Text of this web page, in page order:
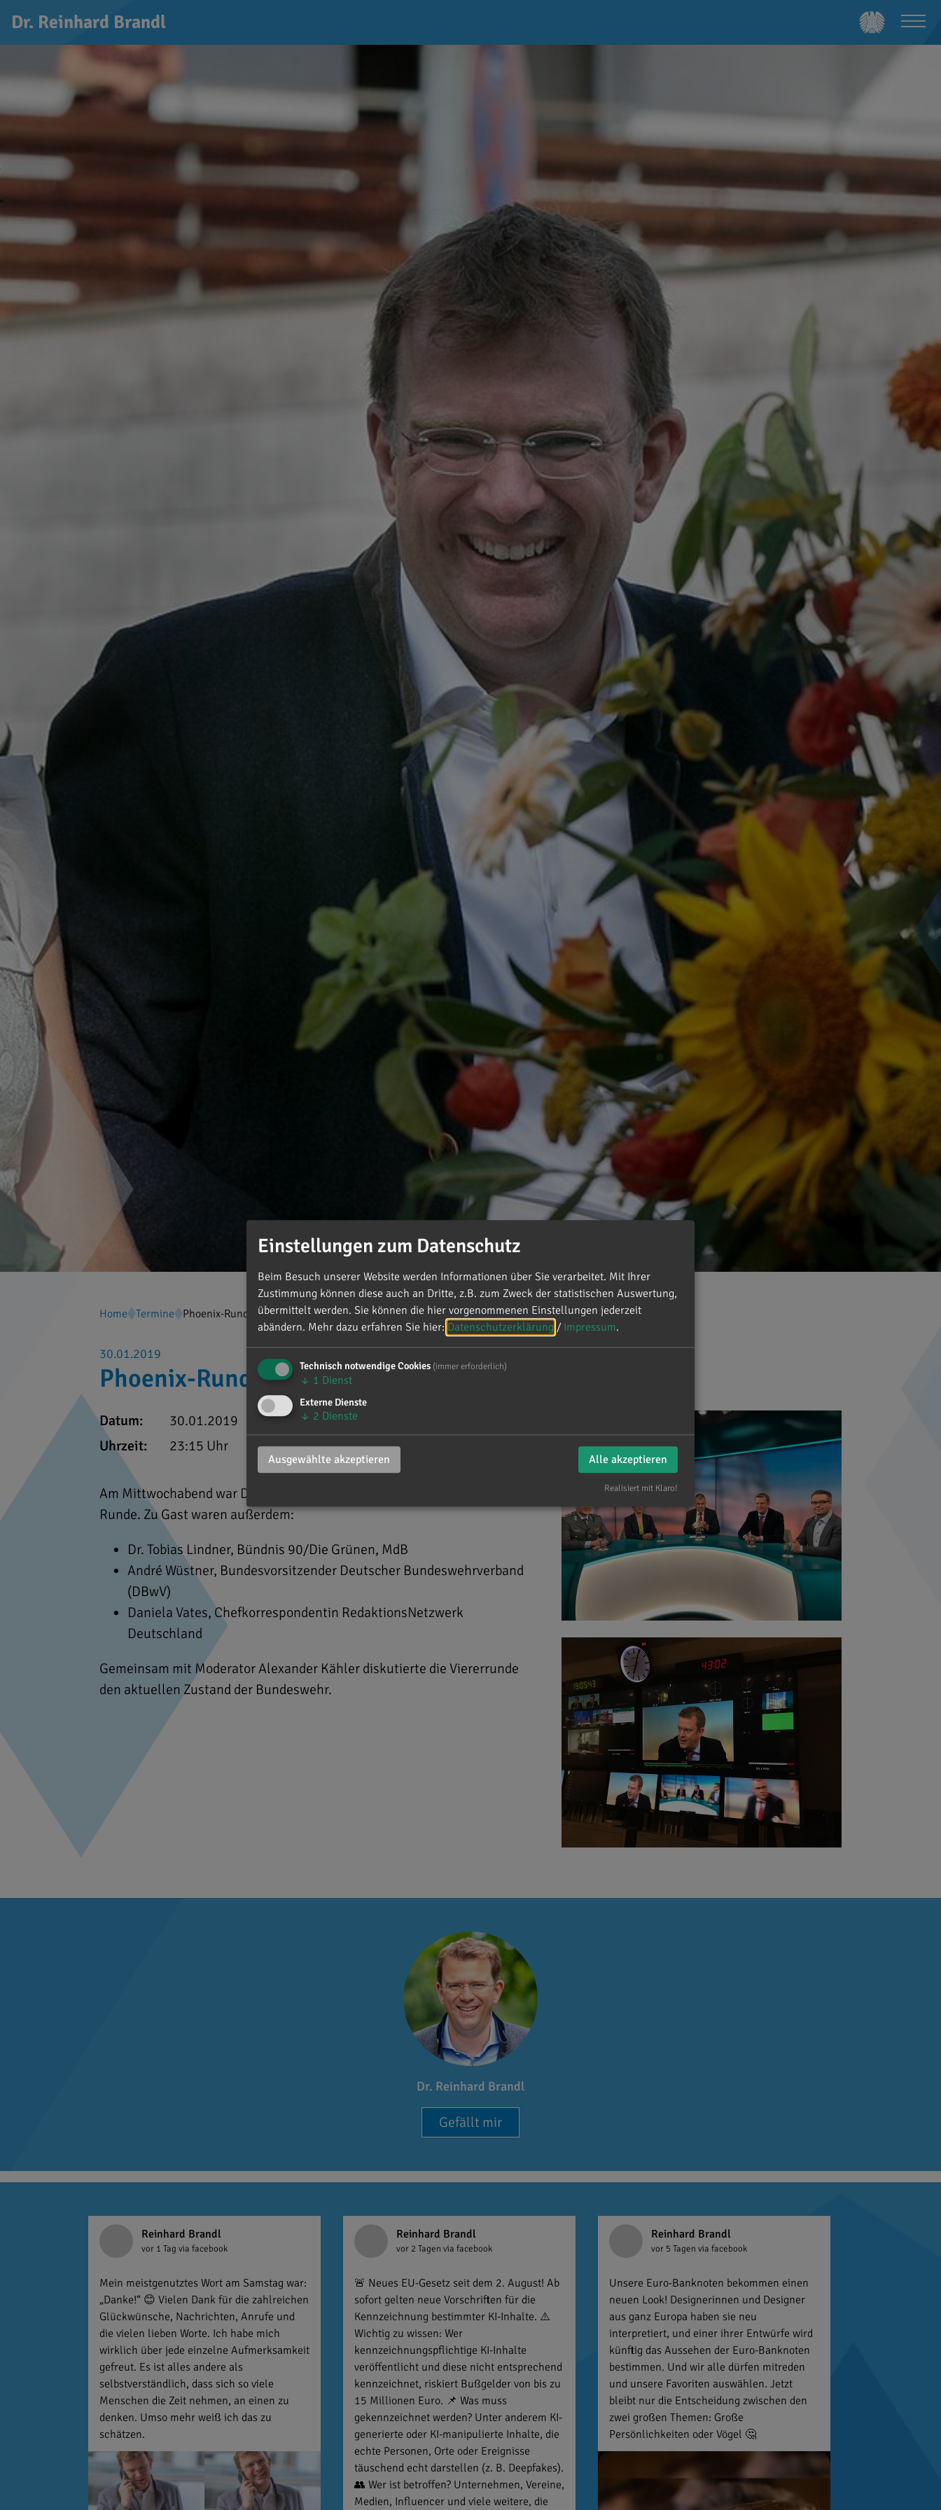
Dr. Reinhard Brandl
Home Termine Phoenix-Runde
30.01.2019
Phoenix-Runde
Datum:
30.01.2019
Uhrzeit:
23:15 Uhr
Am Mittwochabend war Dr. Reinhard Brandl zu Gast in der Phoenix-
Runde. Zu Gast waren außerdem:
Dr. Tobias Lindner, Bündnis 90/Die Grünen, MdB
André Wüstner, Bundesvorsitzender Deutscher Bundeswehrverband
(DBwV)
Daniela Vates, Chefkorrespondentin RedaktionsNetzwerk
Deutschland
Gemeinsam mit Moderator Alexander Kähler diskutierte die Viererrunde
den aktuellen Zustand der Bundeswehr.
Dr. Reinhard Brandl
Gefällt mir
Reinhard Brandl
vor 1 Tag via facebook
Mein meistgenutztes Wort am Samstag war:
„Danke!“ 😊 Vielen Dank für die zahlreichen
Glückwünsche, Nachrichten, Anrufe und
die vielen lieben Worte. Ich habe mich
wirklich über jede einzelne Aufmerksamkeit
gefreut. Es ist alles andere als
selbstverständlich, dass sich so viele
Menschen die Zeit nehmen, an einen zu
denken. Umso mehr weiß ich das zu
schätzen.
Reinhard Brandl
vor 2 Tagen via facebook
🚨 Neues EU-Gesetz seit dem 2. August! Ab
sofort gelten neue Vorschriften für die
Kennzeichnung bestimmter KI-Inhalte. ⚠️
Wichtig zu wissen: Wer
kennzeichnungspflichtige KI-Inhalte
veröffentlicht und diese nicht entsprechend
kennzeichnet, riskiert Bußgelder von bis zu
15 Millionen Euro. 📌 Was muss
gekennzeichnet werden? Unter anderem KI-
generierte oder KI-manipulierte Inhalte, die
echte Personen, Orte oder Ereignisse
täuschend echt darstellen (z. B. Deepfakes).
👥 Wer ist betroffen? Unternehmen, Vereine,
Medien, Influencer und viele weitere, die
Reinhard Brandl
vor 5 Tagen via facebook
Unsere Euro-Banknoten bekommen einen
neuen Look! Designerinnen und Designer
aus ganz Europa haben sie neu
interpretiert, und einer ihrer Entwürfe wird
künftig das Aussehen der Euro-Banknoten
bestimmen. Und wir alle dürfen mitreden
und unsere Favoriten auswählen. Jetzt
bleibt nur die Entscheidung zwischen den
zwei großen Themen: Große
Persönlichkeiten oder Vögel 🤔
Einstellungen zum Datenschutz
Beim Besuch unserer Website werden Informationen über Sie verarbeitet. Mit Ihrer
Zustimmung können diese auch an Dritte, z.B. zum Zweck der statistischen Auswertung,
übermittelt werden. Sie können die hier vorgenommenen Einstellungen jederzeit
abändern. Mehr dazu erfahren Sie hier: Datenschutzerklärung / Impressum.
Technisch notwendige Cookies (immer erforderlich)
↓ 1 Dienst
Externe Dienste
↓ 2 Dienste
Ausgewählte akzeptieren Alle akzeptieren
Realisiert mit Klaro!